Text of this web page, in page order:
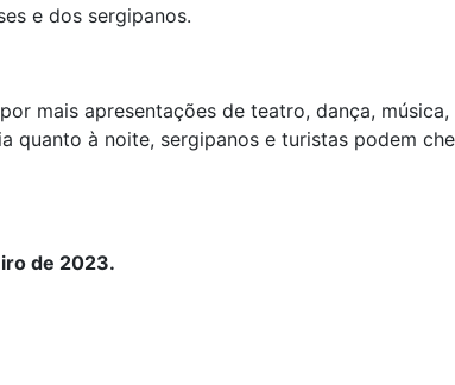
e dos sergipanos.
mais apresentações de teatro, dança, música,
quanto à noite, sergipanos e turistas podem
de 2023.